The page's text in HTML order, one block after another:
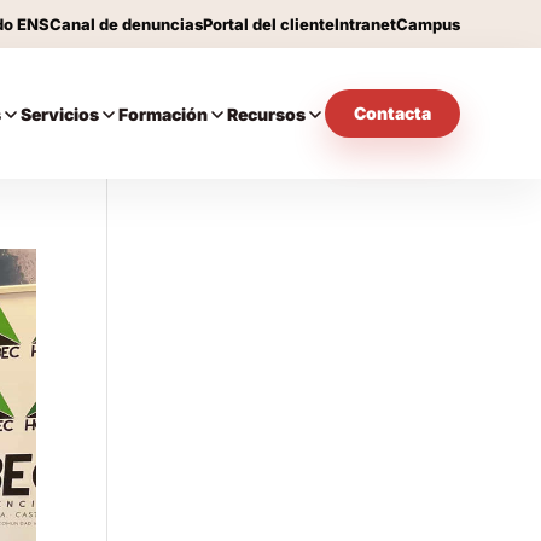
ENSCanal de denunciasPortal del clienteIntranetCampus
Servicios Formación Recursos Contacta